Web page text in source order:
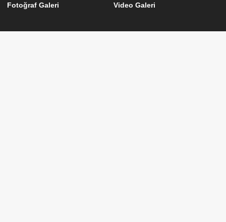
Fotoğraf Galeri Video Galeri